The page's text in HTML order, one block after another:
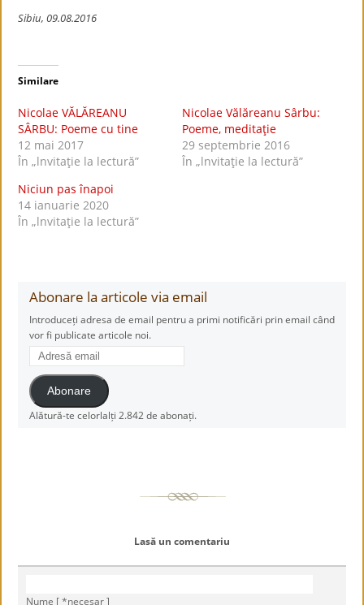
Sibiu, 09.08.2016
Similare
Nicolae VĂLĂREANU
SÂRBU: Poeme cu tine
12 mai 2017
În „lnvitaţie la lectură”
Nicolae Vălăreanu Sârbu:
Poeme, meditaţie
29 septembrie 2016
În „lnvitaţie la lectură”
Niciun pas înapoi
14 ianuarie 2020
În „lnvitaţie la lectură”
Abonare la articole via email
Introduceți adresa de email pentru a primi notificări prin email când
vor fi publicate articole noi.
Adresă
email
Abonare
Alătură-te celorlalți 2.842 de abonați.
Lasă un comentariu
Nume [ *necesar ]